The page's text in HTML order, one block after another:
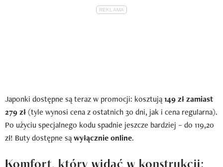
Japonki dostępne są teraz w promocji: kosztują149 zł zamiast
279 zł(tyle wynosi cena z ostatnich 30 dni, jak i cena regularna).
Po użyciu specjalnego kodu spadnie jeszcze bardziej – do 119,20
zł! Buty dostępne sąwyłącznie online.
Komfort, który widać w konstrukcji: